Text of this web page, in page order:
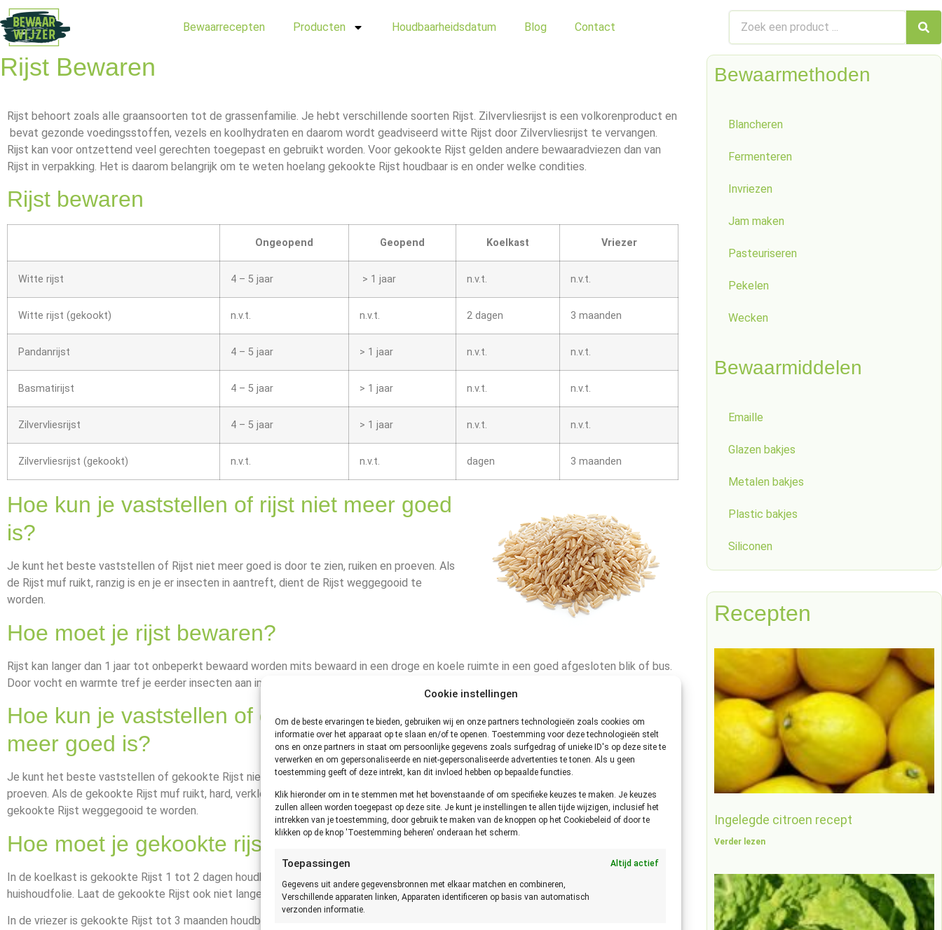
Cookie instellingen
Om de beste ervaringen te bieden, gebruiken wij en onze partners technologieën zoals cookies om
informatie over het apparaat op te slaan en/of te openen. Toestemming voor deze technologieën stelt
ons en onze partners in staat om persoonlijke gegevens zoals surfgedrag of unieke ID's op deze site te
verwerken en om gepersonaliseerde en niet-gepersonaliseerde advertenties te tonen. Als u geen
toestemming geeft of deze intrekt, kan dit invloed hebben op bepaalde functies.
Klik hieronder om in te stemmen met het bovenstaande of om specifieke keuzes te maken. Je keuzes
zullen alleen worden toegepast op deze site. Je kunt je instellingen te allen tijde wijzigen, inclusief het
intrekken van je toestemming, door gebruik te maken van de knoppen op het Cookiebeleid of door te
klikken op de knop 'Toestemming beheren' onderaan het scherm.
Toepassingen Altijd actief
Gegevens uit andere gegevensbronnen met elkaar matchen en combineren,
Verschillende apparaten linken, Apparaten identificeren op basis van automatisch
verzonden informatie.
Bewaarrecepten Producten Houdbaarheidsdatum Blog Contact
Rijst Bewaren
Rijst behoort zoals alle graansoorten tot de grassenfamilie. Je hebt verschillende soorten Rijst. Zilvervliesrijst is een volkorenproduct en
bevat gezonde voedingsstoffen, vezels en koolhydraten en daarom wordt geadviseerd witte Rijst door Zilvervliesrijst te vervangen.
Rijst kan voor ontzettend veel gerechten toegepast en gebruikt worden. Voor gekookte Rijst gelden andere bewaaradviezen dan van
Rijst in verpakking. Het is daarom belangrijk om te weten hoelang gekookte Rijst houdbaar is en onder welke condities.
Rijst bewaren
Ongeopend Geopend Koelkast Vriezer
Witte rijst 4 – 5 jaar > 1 jaar n.v.t. n.v.t.
Witte rijst (gekookt) n.v.t. n.v.t. 2 dagen 3 maanden
Pandanrijst 4 – 5 jaar > 1 jaar n.v.t. n.v.t.
Basmatirijst 4 – 5 jaar > 1 jaar n.v.t. n.v.t.
Zilvervliesrijst 4 – 5 jaar > 1 jaar n.v.t. n.v.t.
Zilvervliesrijst (gekookt) n.v.t. n.v.t. dagen 3 maanden
Hoe kun je vaststellen of rijst niet meer goed
is?
Je kunt het beste vaststellen of Rijst niet meer goed is door te zien, ruiken en proeven. Als
de Rijst muf ruikt, ranzig is en je er insecten in aantreft, dient de Rijst weggegooid te
worden.
Hoe moet je rijst bewaren?
Rijst kan langer dan 1 jaar tot onbeperkt bewaard worden mits bewaard in een droge en koele ruimte in een goed afgesloten blik of bus.
Door vocht en warmte tref je eerder insecten aan in Rijst.
Hoe kun je vaststellen of gekookte rijst niet
meer goed is?
Je kunt het beste vaststellen of gekookte Rijst niet meer goed is door te zien, ruiken en
proeven. Als de gekookte Rijst muf ruikt, hard, verkleurd of beschimmeld is, dient de
gekookte Rijst weggegooid te worden.
Hoe moet je gekookte rijst bewaren?
In de koelkast is gekookte Rijst 1 tot 2 dagen houdbaar, mits snel afgekoeld en verpakt in een, goed, afgesloten doos of verpakt in
huishoudfolie. Laat de gekookte Rijst ook niet langer dan 2 uur in de keuken staan.
In de vriezer is gekookte Rijst tot 3 maanden houdbaar, mits snel afgekoeld en verpakt in een, goed, afgesloten diepvriesdoos of
Bewaarmethoden
Blancheren
Fermenteren
Invriezen
Jam maken
Pasteuriseren
Pekelen
Wecken
Bewaarmiddelen
Emaille
Glazen bakjes
Metalen bakjes
Plastic bakjes
Siliconen
Recepten
Ingelegde citroen recept
Verder lezen